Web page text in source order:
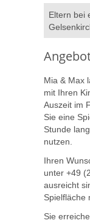
Eltern bei
Mia & Max
mit Ihren
Auszeit im
Sie eine
Stunde
nutzen.
Ihren
unter +49
ausreicht
Spielfläche
Sie